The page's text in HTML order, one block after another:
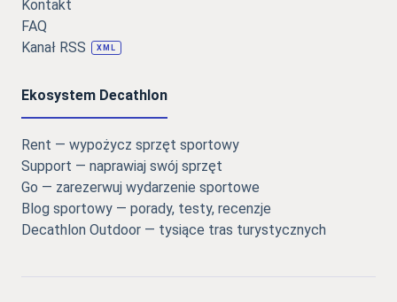
Kontakt
FAQ
Kanał RSS
XML
Ekosystem Decathlon
Rent — wypożycz sprzęt sportowy
Support — naprawiaj swój sprzęt
Go — zarezerwuj wydarzenie sportowe
Blog sportowy — porady, testy, recenzje
Decathlon Outdoor — tysiące tras turystycznych